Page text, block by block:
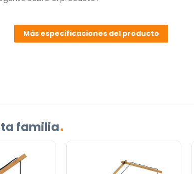
Más especificaciones del producto
familia